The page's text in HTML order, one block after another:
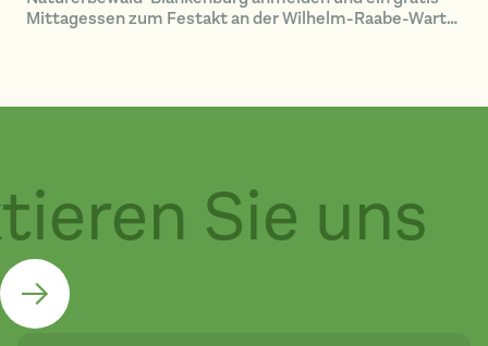
Mittagessen zum Festakt an der Wilhelm-Raabe-Warte
Sie uns